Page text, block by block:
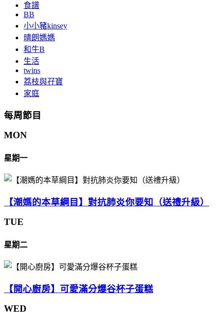
食譜
BB
小小豬kinsey
晴朗媽媽
和牛B
生活
twins
荔枝與孖寶
家庭
每周節目
MON
星期一
【潮媽的本草綱目】對抗肺炎你要知（送禮升級）
TUE
星期二
【開心廚房】可愛滿分爆谷杯子蛋糕
WED